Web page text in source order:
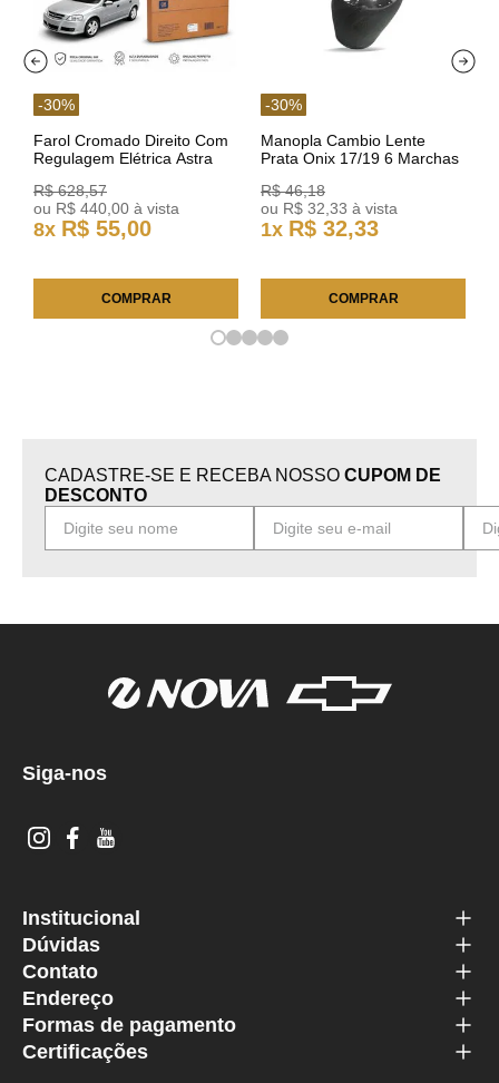
-30%
Farol Cromado Direito Com
Regulagem Elétrica Astra
R$ 628,57
ou R$ 440 00 à vista
8x R$ 55,00
COMPRAR
-30%
Manopla Cambio Lente
Prata Onix 17/19 6 Marchas
R$ 46,18
ou R$ 32 33 à vista
1x R$ 32,33
COMPRAR
CADASTRE-SE E RECEBA NOSSO CUPOM DE
DESCONTO
Siga-nos
Institucional
Dúvidas
Contato
Endereço
Formas de pagamento
Certificações